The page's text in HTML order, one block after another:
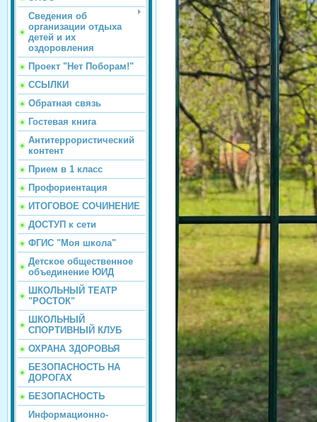
Сведения об
организации отдыха
детей и их
оздоровления
Проект "Нет Поборам!"
ССЫЛКИ
Обратная связь
Гостевая книга
Антитеррористический
контент
Прием в 1 класс
Профориентация
ИТОГОВОЕ СОЧИНЕНИЕ
ДОСТУП к сети
ФГИС "Моя школа"
Детское общественное
объединение ЮИД
ШКОЛЬНЫЙ ТЕАТР
"РОСТОК"
ШКОЛЬНЫЙ
СПОРТИВНЫЙ КЛУБ
ОХРАНА ЗДОРОВЬЯ
БЕЗОПАСНОСТЬ НА
ДОРОГАХ
БЕЗОПАСНОСТЬ
Информационно-